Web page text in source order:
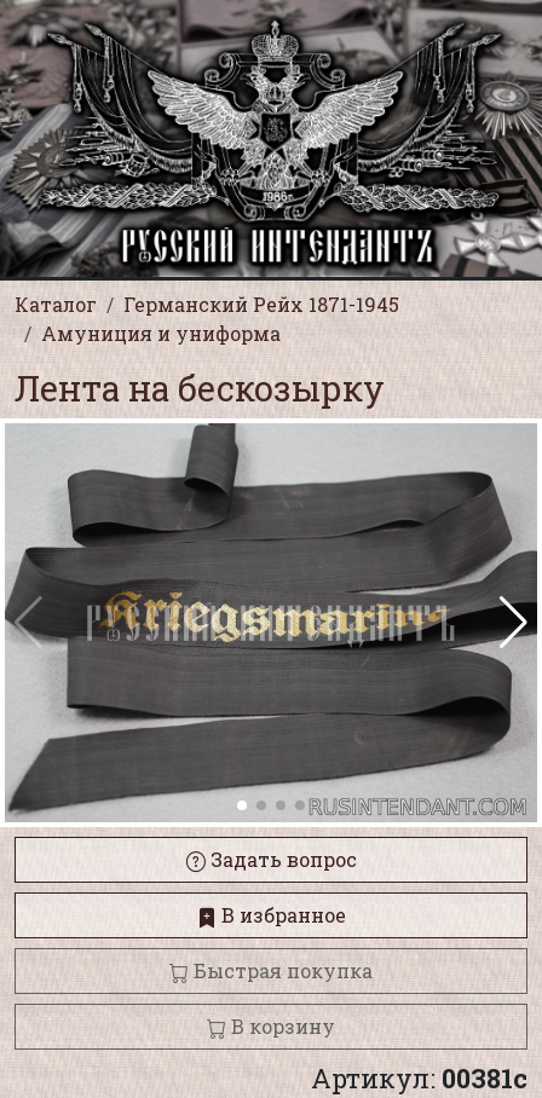
Каталог
Германский Рейх 1871-1945
Амуниция и униформа
Лента на бескозырку
Задать вопрос
В избранное
Быстрая покупка
В корзину
Артикул:00381с